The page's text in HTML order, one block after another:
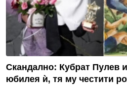
Скандално: Кубрат Пулев
юбилея ѝ, тя му честити